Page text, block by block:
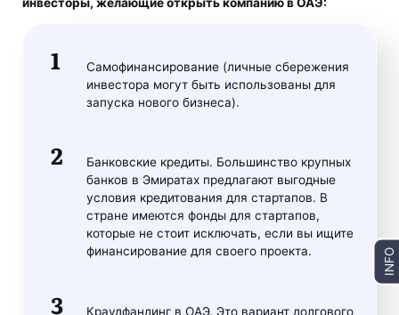
Самофинансирование (личные сбережения
инвестора могут быть использованы для
запуска нового бизнеса).
Банковские кредиты. Большинство крупных
банков в Эмиратах предлагают выгодные
условия кредитования для стартапов. В
стране имеются фонды для стартапов,
которые не стоит исключать, если вы ищите
финансирование для своего проекта.
Краудфандинг в ОАЭ. Это вариант долгового
INFO